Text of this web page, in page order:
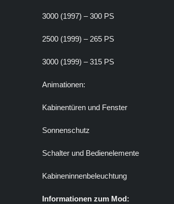
3000 (1997) – 300 PS
2500 (1999) – 265 PS
3000 (1999) – 315 PS
Animationen:
Kabinentüren und Fenster
Sonnenschutz
Schalter und Bedienelemente
Kabineninnenbeleuchtung
Informationen zum Mod: